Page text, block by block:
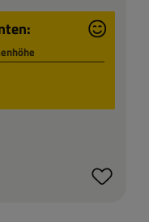
dabei für maximale
bei Nässe oder hohen
ausgelegt: Das LC-
für entspannte
gleichermaßen.
du gerne im